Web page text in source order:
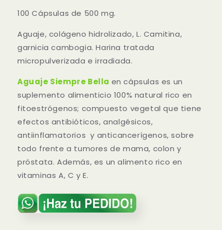
100 Cápsulas de 500 mg.
Aguaje, colágeno hidrolizado, L. Camitina,
garnicia cambogia. Harina tratada
micropulverizada e irradiada.
Aguaje Siempre Bella en cápsulas es un
suplemento alimenticio 100% natural rico en
fitoestrógenos; compuesto vegetal que tiene
efectos antibióticos, analgésicos,
antiinflamatorios y anticancerígenos, sobre
todo frente a tumores de mama, colon y
próstata. Además, es un alimento rico en
vitaminas A, C y E.